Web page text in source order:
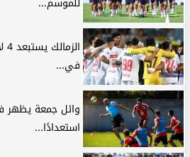
في...
وائل جمعة يظهر
استعدادًا...